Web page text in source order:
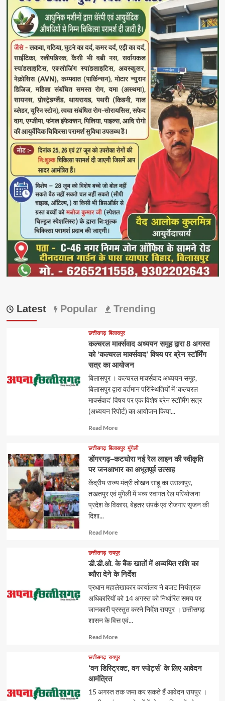
Latest Popular Trending
छत्तीसगढ़ बिलासपुर
कल्चरल मार्क्सवाद अध्ययन समूह द्वारा 8 अगस्त
को ‘कल्चरल मार्क्सवाद’ विषय पर ब्रेन स्टॉर्मिंग
सत्र का आयोजन
बिलासपुर । कल्चरल मार्क्सवाद अध्ययन समूह,
बिलासपुर द्वारा वर्तमान परिस्थितियों में ‘कल्चरल
मार्क्सवाद’ विषय पर एक विशेष ब्रेन स्टॉर्मिंग सत्र
(अध्ययन रिपोर्ट) का आयोजन किया...
Read MoreRead
about
छत्तीसगढ़ बिलासपुर मुंगेली
डोंगरगढ़–कटघोरा नई रेल लाइन की स्वीकृति
पर जनआभार का अभूतपूर्व उत्साह
केंद्रीय राज्य मंत्री तोखन साहू का उसलापुर,
तखतपुर एवं मुंगेली में भव्य स्वागत रेल परियोजना
प्रदेश के विकास, बेहतर संपर्क एवं रोजगार सृजन की
दिशा...
Read MoreRead
about
छत्तीसगढ़ रायपुर
डी.डी.ओ. के बैंक खातों में अव्ययित राशि का
ब्यौरा देने के निर्देश
प्रधान महालेखाकार कार्यालय ने बजट नियंत्रक
अधिकारियों को 14 अगस्त को निर्धारित समय पर
जानकारी प्रस्तुत करने निर्देश रायपुर । छत्तीसगढ़
शासन के वित्त एवं...
Read MoreRead
about
छत्तीसगढ़ रायपुर
‘वन डिस्ट्रिक्ट, वन स्पोर्ट्स’ के लिए आवेदन
आमंत्रित
15 अगस्त तक जमा कर सकते हैं आवेदन रायपुर ।